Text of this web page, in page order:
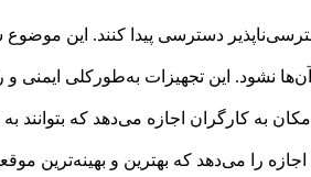
دسترسی پیدا کنند. این
نشود. این تجهیزات به‌طورکلی ایمنی و
به کارگران اجازه می‌دهد که بتوانند
را می‌دهد که بهترین و بهینه‌ترین